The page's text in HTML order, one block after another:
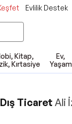
Evlilik Destek
Kitap,
Kırtasiye
Ev,
Yaşam
Ticaret Ali